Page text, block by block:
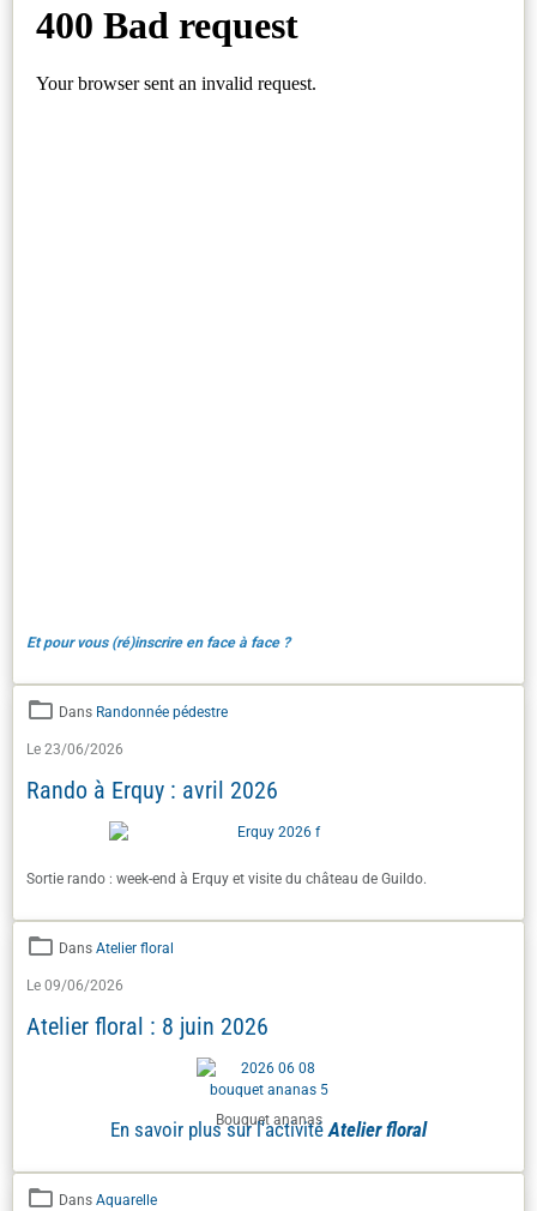
Et pour vous (ré)inscrire en face à face ?
Dans Randonnée pédestre
Le 23/06/2026
Rando à Erquy : avril 2026
Sortie rando : week-end à Erquy et visite du château de Guildo.
Dans Atelier floral
Le 09/06/2026
Atelier floral : 8 juin 2026
Bouquet ananas
En savoir plus sur l'activitéAtelier floral
Dans Aquarelle